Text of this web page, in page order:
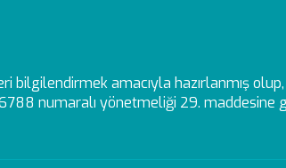
bilgilendirmek amacıyla hazırlanmış
numaralı yönetmeliği 29.